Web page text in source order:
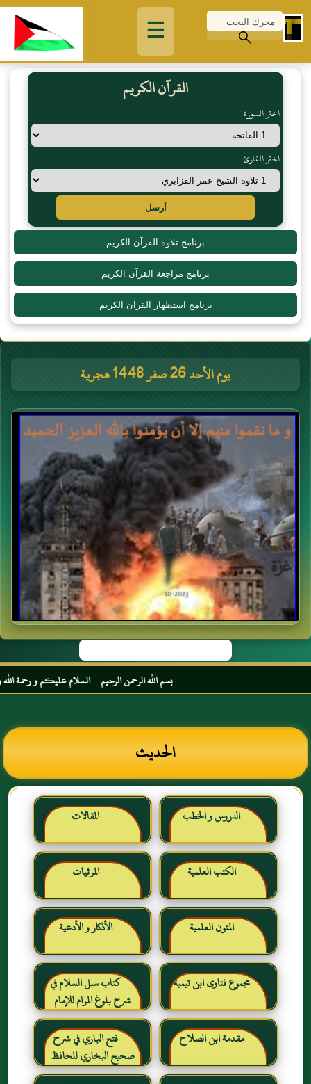
☰
القرآن الكريم
اختر السورة
اختر القارئ
أرسل
برنامج تلاوة القرآن الكريم
برنامج مراجعة القرآن الكريم
برنامج استظهار القرآن الكريم
يوم الأحد 26 صفر 1448 هجرية
بسم الله الرحمن الرحيم السلام عليكم و رحمة الله
الحديث
الدروس و الخطب المقالات
الكتب العلمية المرئيات
المتون العلمية الأذكار و الأدعية
مجموع فتاوى ابن تيمية
كتاب سبل السلام في
شرح بلوغ المرام للإمام
الصنعاني رحمه الله
مقدمة ابن الصلاح
فتح الباري في شرح
صحيح البخاري للحافظ
ابن حجر العسقلاني